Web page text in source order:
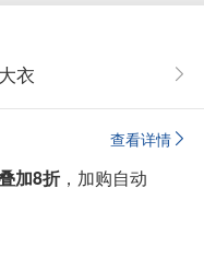
衣
查看详情
加8折 ，加购自动